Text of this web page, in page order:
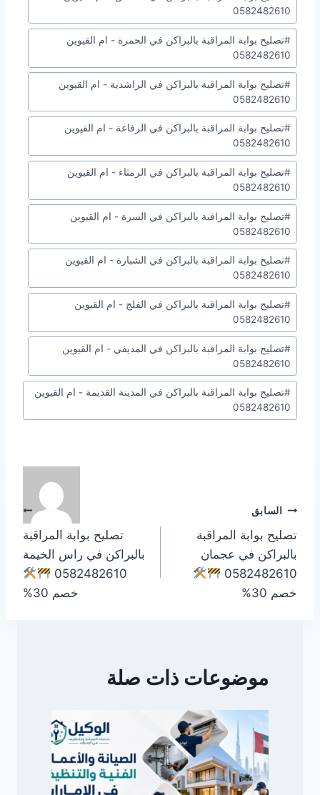
0582482610
#تصليح بوابة المراقبة بالبراكن في الحمرة - ام القيوين
0582482610
#تصليح بوابة المراقبة بالبراكن في الراشدية - ام القيوين
0582482610
#تصليح بوابة المراقبة بالبراكن في الرفاعة - ام القيوين
0582482610
#تصليح بوابة المراقبة بالبراكن في الرمثاء - ام القيوين
0582482610
#تصليح بوابة المراقبة بالبراكن في السرة - ام القيوين
0582482610
#تصليح بوابة المراقبة بالبراكن في الشبارة - ام القيوين
0582482610
#تصليح بوابة المراقبة بالبراكن في الفلج - ام القيوين
0582482610
#تصليح بوابة المراقبة بالبراكن في المديفي - ام القيوين
0582482610
#تصليح بوابة المراقبة بالبراكن في المدينة القديمة - ام القيوين
0582482610
تصفّح
المقالات
السابق
تصليح بوابة المراقبة
بالبراكن في عجمان
0582482610
خصم 30%
التالي
تصليح بوابة المراقبة
بالبراكن في راس الخيمة
0582482610
خصم 30%
موضوعات ذات صلة